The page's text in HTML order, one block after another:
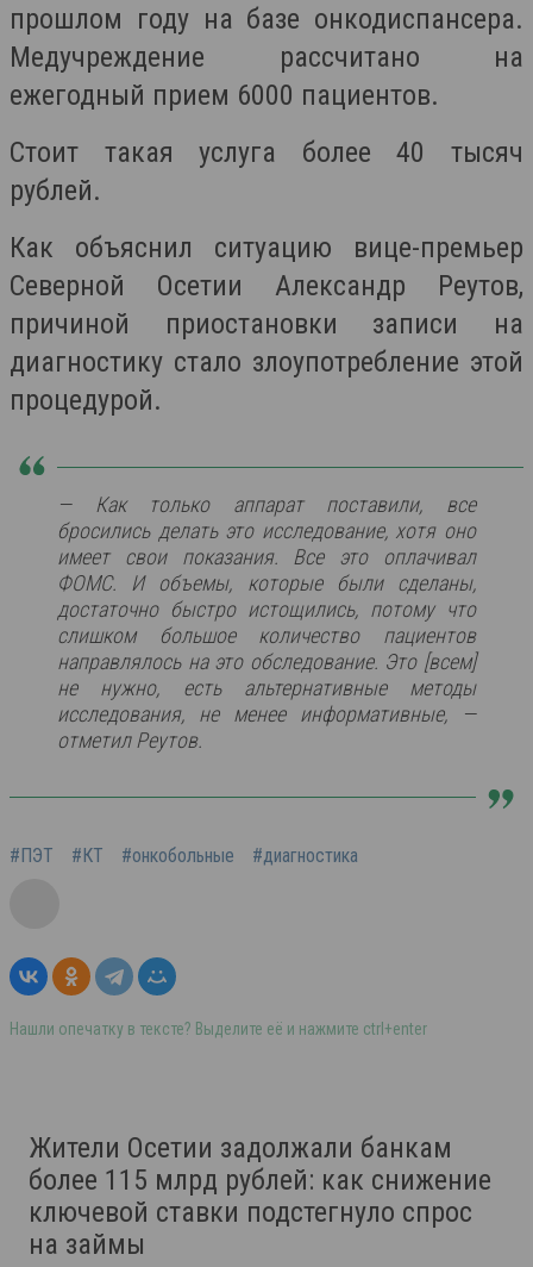
прошлом году на базе онкодиспансера.
Медучреждение рассчитано на
ежегодный прием 6000 пациентов.
Стоит такая услуга более 40 тысяч
рублей.
Как объяснил ситуацию вице-премьер
Северной Осетии Александр Реутов,
причиной приостановки записи на
диагностику стало злоупотребление этой
процедурой.
— Как только аппарат поставили, все
бросились делать это исследование, хотя оно
имеет свои показания. Все это оплачивал
ФОМС. И объемы, которые были сделаны,
достаточно быстро истощились, потому что
слишком большое количество пациентов
направлялось на это обследование. Это [всем]
не нужно, есть альтернативные методы
исследования, не менее информативные, —
отметил Реутов.
#ПЭТ #КТ #онкобольные #диагностика
Нашли опечатку в тексте? Выделите её и нажмите ctrl+enter
Жители Осетии задолжали банкам
более 115 млрд рублей: как снижение
ключевой ставки подстегнуло спрос
на займы